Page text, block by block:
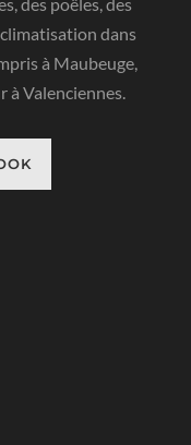
dans
à Maubeuge,
à Valenciennes.